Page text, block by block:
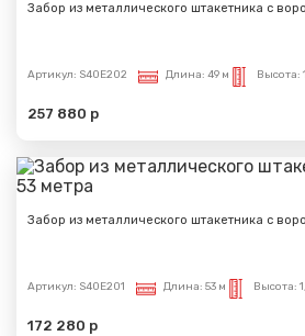
Забор из металлического штакетника с
Артикул: S40E202 Длина: 49 м Высота:
257 880 р
Забор из металлического штакетника с
Артикул: S40E201 Длина: 53 м Высота:
172 280 р